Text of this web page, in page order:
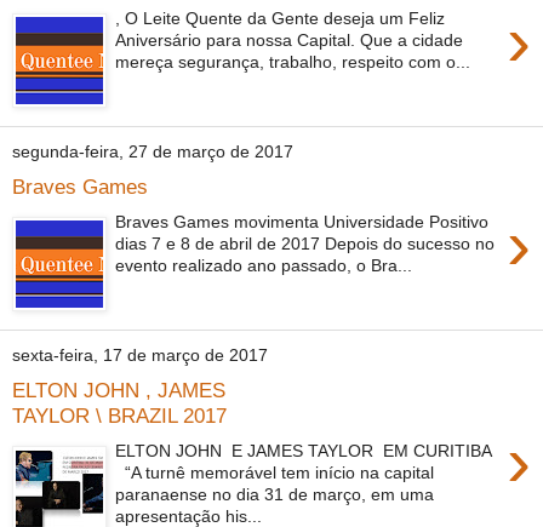
›
, O Leite Quente da Gente deseja um Feliz
Aniversário para nossa Capital. Que a cidade
mereça segurança, trabalho, respeito com o...
segunda-feira, 27 de março de 2017
Braves Games
›
Braves Games movimenta Universidade Positivo
dias 7 e 8 de abril de 2017 Depois do sucesso no
evento realizado ano passado, o Bra...
sexta-feira, 17 de março de 2017
ELTON JOHN , JAMES
TAYLOR \ BRAZIL 2017
›
ELTON JOHN E JAMES TAYLOR EM CURITIBA
“A turnê memorável tem início na capital
paranaense no dia 31 de março, em uma
apresentação his...